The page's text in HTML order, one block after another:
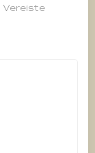
Vereiste